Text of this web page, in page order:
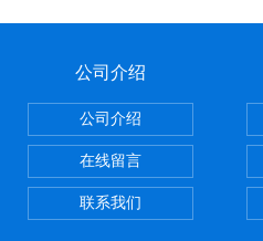
公司介绍
公司介绍
在线留言
联系我们